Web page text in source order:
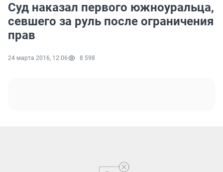
Суд наказал первого южноуральца,
севшего за руль после ограничения
прав
24 марта 2016, 12:06 8 598